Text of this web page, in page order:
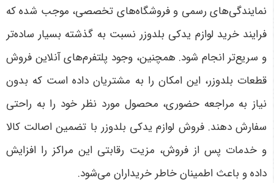
نمایندگی‌های رسمی و فروشگاه‌های تخصصی، موجب شده که
فرایند خرید لوازم یدکی بلدوزر نسبت به گذشته بسیار ساده‌تر
و سریع‌تر انجام شود. همچنین، وجود پلتفرم‌های آنلاین فروش
قطعات بلدوزر، این امکان را به مشتریان داده است که بدون
نیاز به مراجعه حضوری، محصول مورد نظر خود را به راحتی
سفارش دهند. فروش لوازم یدکی بلدوزر با تضمین اصالت کالا
و خدمات پس از فروش، مزیت رقابتی این مراکز را افزایش
داده و باعث اطمینان خاطر خریداران می‌شود.